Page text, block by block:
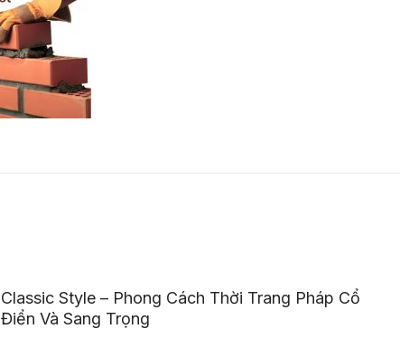
Classic Style – Phong Cách Thời Trang Pháp Cổ
Điển Và Sang Trọng